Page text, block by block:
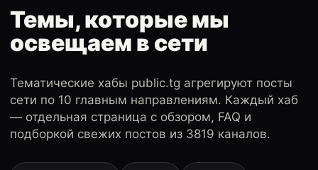
Темы, которые мы
освещаем в сети
Тематические хабы public.tg агрегируют посты
сети по 10 главным направлениям. Каждый хаб
— отдельная страница с обзором, FAQ и
подборкой свежих постов из 3819 каналов.